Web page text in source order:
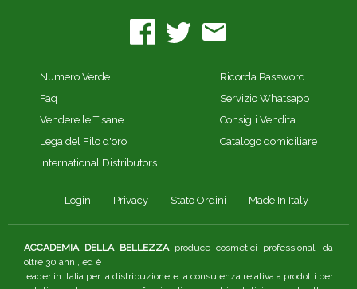
Numero Verde
Faq
Vendere le Tisane
Lega del Filo d'oro
International Distributors
Ricorda Password
Servizio Whatsapp
Consigli Vendita
Catalogo domiciliare
Login Privacy Stato Ordini Made In Italy
ACCADEMIA DELLA BELLEZZAproduce cosmetici professionali da
oltre 30 anni, ed è
leader in Italia per la distribuzione e la consulenza relativa a prodotti per